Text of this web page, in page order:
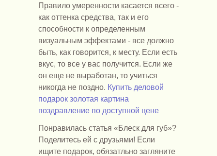
Правило умеренности касается всего -
как оттенка средства, так и его
способности к определенным
визуальным эффектами - все должно
быть, как говорится, к месту. Если есть
вкус, то все у вас получится. Если же
он еще не выработан, то учиться
никогда не поздно. Купить деловой
подарок золотая картина
поздравление по доступной цене
Понравилась статья «Блеск для губ»?
Поделитесь ей с друзьями! Если
ищите подарок, обязатльно загляните